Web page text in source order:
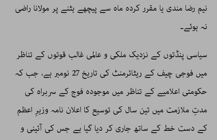
نیم رضا مندی یا مقرر کردہ ماہ سے پیچھے ہٹنے پر مولانا راضی
نہ ہوئے۔
سیاسی پنڈتوں کے نزدیک ملکی و عالمی غالب قوتوں کے تناظر
میں فوجی چیف کے ریٹائرمنٹ کی تاریخ 27 نومبر ہے، جب کہ
حکومتی اعلامیے کے تناظر میں موجودہ فوج کے سربراہ کی
مدتِ ملازمت میں تین سال کی توسیع کا اعلان نامہ وزیرِ اعظم
کے دست خط کے ساتھ جاری کر دیا گیا ہے جس کی آئینی و